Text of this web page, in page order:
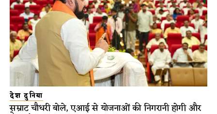
देश दुनिया
सम्राट चौधरी बोले, एआई से योजनाओं की निगरानी होगी और